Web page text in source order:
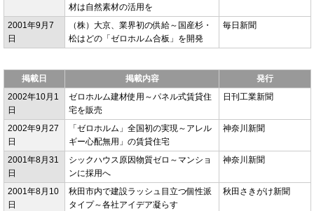
材は自然素材の活用を
2001年9月7
日
（株）大京、業界初の供給～国産杉・
松はどの「ゼロホルム合板」を開発
毎日新聞
掲載日 掲載内容
発行
2002年10月1
日
ゼロホルム建材使用～パネル式賃貸住
宅を販売
日刊工業新聞
2002年9月27
日
「ゼロホルム」全国初の実現～アレル
ギー心配無用」の賃貸住宅
神奈川新聞
2001年8月31
日
シックハウス原因物質ゼロ～マンショ
ンに採用へ
神奈川新聞
2001年8月10
日
秋田市内で建設ラッシュ目立つ個性派
タイプ～各社アイデア凝らす
秋田さきがけ新聞